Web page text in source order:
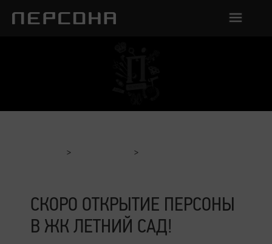
СКОРО ОТКРЫТИЕ ПЕРСОНЫ
В ЖК ЛЕТНИЙ САД!